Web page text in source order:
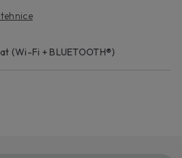
(Wi-Fi + BLUETOOTH®)